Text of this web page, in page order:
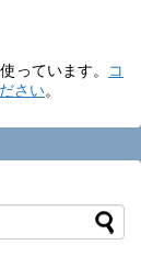
っています。
コ
さい。